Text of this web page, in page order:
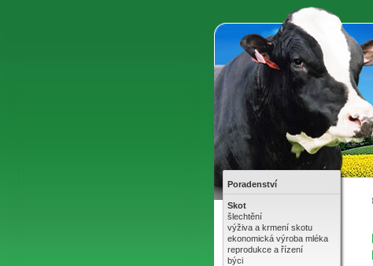
Poradenství
Skot
šlechtění
výživa a krmení skotu
ekonomická výroba mléka
reprodukce a řízení
býci